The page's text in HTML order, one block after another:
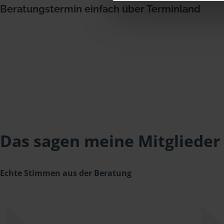
Beratungstermin einfach über Terminland
Das sagen meine Mitglieder
Echte Stimmen aus der Beratung